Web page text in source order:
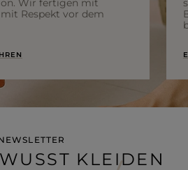
Wir fertigen mit
Respekt vor dem
KLEIDEN